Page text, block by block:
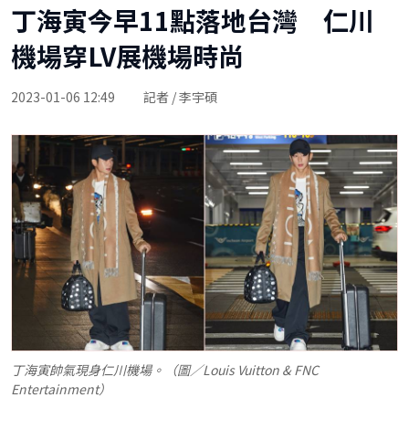
丁海寅今早11點落地台灣 仁川
機場穿LV展機場時尚
2023-01-06 12:49 記者 / 李宇碩
丁海寅帥氣現身仁川機場。（圖／Louis Vuitton & FNC
Entertainment）